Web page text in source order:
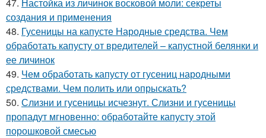
создания и применения
48. Гусеницы на капусте Народные средства. Чем
обработать капусту от вредителей – капустной белянки и
ее личинок
49. Чем обработать капусту от гусениц народными
средствами. Чем полить или опрыскать?
50. Слизни и гусеницы исчезнут. Слизни и гусеницы
пропадут мгновенно: обработайте капусту этой
порошковой смесью